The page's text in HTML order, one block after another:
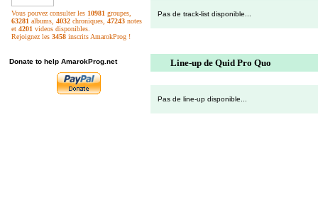
Vous pouvez consulter les 10981 groupes,
63281 albums, 4032 chroniques, 47243 notes
et 4201 videos disponibles.
Rejoignez les 3458 inscrits AmarokProg !
Donate to help AmarokProg.net
Pas de track-list disponible...
Line-up de Quid Pro Quo
Pas de line-up disponible...